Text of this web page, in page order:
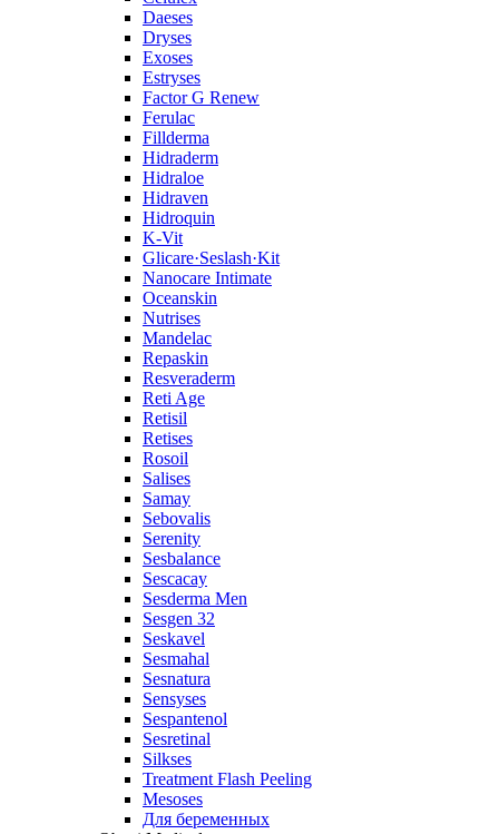
Daeses
Dryses
Exoses
Estryses
Factor G Renew
Ferulac
Fillderma
Hidraderm
Hidraloe
Hidraven
Hidroquin
K-Vit
Glicare·Seslash·Kit
Nanocare Intimate
Oceanskin
Nutrises
Mandelac
Repaskin
Resveraderm
Reti Age
Retisil
Retises
Rosoil
Salises
Samay
Sebovalis
Serenity
Sesbalance
Sescacay
Sesderma Men
Sesgen 32
Seskavel
Sesmahal
Sesnatura
Sensyses
Sespantenol
Sesretinal
Silkses
Treatment Flash Peeling
Mesoses
Для беременных